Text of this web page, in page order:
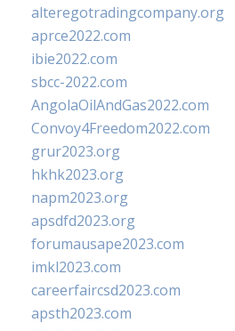
alteregotradingcompany.org
aprce2022.com
ibie2022.com
sbcc-2022.com
AngolaOilAndGas2022.com
Convoy4Freedom2022.com
grur2023.org
hkhk2023.org
napm2023.org
apsdfd2023.org
forumausape2023.com
imkl2023.com
careerfaircsd2023.com
apsth2023.com